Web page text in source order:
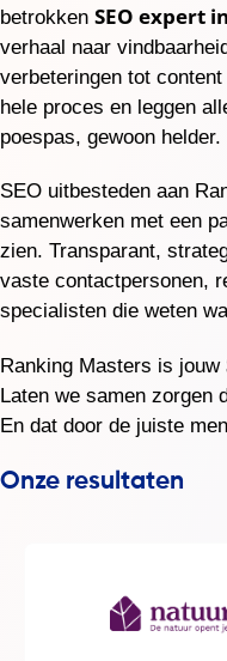
betrokken SEO expert
verhaal naar
verbeteringen tot
hele proces en leggen
poespas, gewoon helder.
SEO uitbesteden aan
samenwerken met een
zien. Transparant,
vaste contactpersonen,
specialisten die weten
Ranking Masters is jouw
Laten we samen zorgen
En dat door de juiste